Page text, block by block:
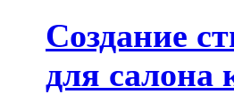
Создание
для салона